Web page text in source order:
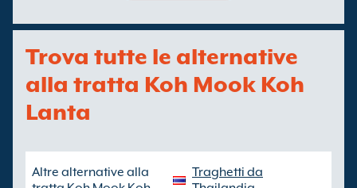
Trova tutte le alternative
alla tratta Koh Mook Koh
Lanta
Altre alternative alla
Traghetti da